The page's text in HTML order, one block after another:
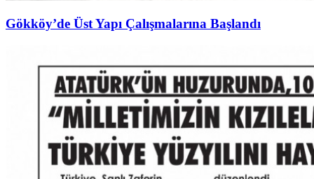
Gökköy’de Üst Yapı Çalışmalarına Başlandı